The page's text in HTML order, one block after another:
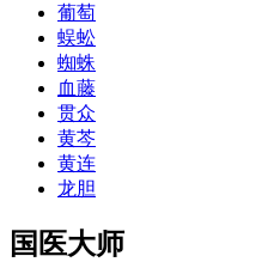
葡萄
蜈蚣
蜘蛛
血藤
贯众
黄芩
黄连
龙胆
国医大师